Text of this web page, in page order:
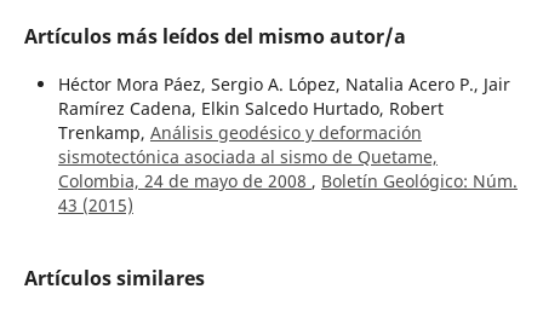
Artículos más leídos del mismo autor/a
Héctor Mora Páez, Sergio A. López, Natalia Acero P., Jair
Ramírez Cadena, Elkin Salcedo Hurtado, Robert
Trenkamp, Análisis geodésico y deformación
sismotectónica asociada al sismo de Quetame,
Colombia, 24 de mayo de 2008 , Boletín Geológico: Núm.
43 (2015)
Artículos similares